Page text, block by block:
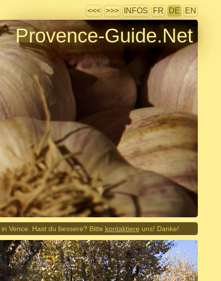
<<< >>> INFOS FR DE EN
Provence-Guide.Net
Vence. Hast du bessere? Bitte kontaktiere uns! Danke!